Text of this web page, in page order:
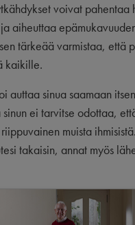
voivat pahentaa
aiheuttaa
tärkeää varmistaa, että
kaikille.
auttaa sinua saamaan
sinun ei tarvitse odottaa,
muista
takaisin, annat myös